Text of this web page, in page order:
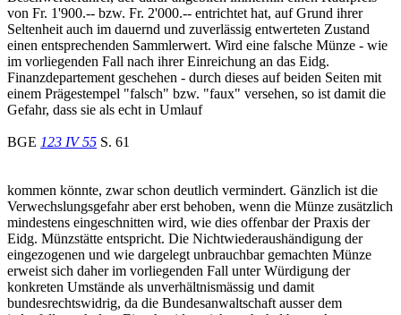
von Fr. 1'900.-- bzw. Fr. 2'000.-- entrichtet hat, auf Grund ihrer
Seltenheit auch im dauernd und zuverlässig entwerteten Zustand
einen entsprechenden Sammlerwert. Wird eine falsche Münze - wie
im vorliegenden Fall nach ihrer Einreichung an das Eidg.
Finanzdepartement geschehen - durch dieses auf beiden Seiten mit
einem Prägestempel "falsch" bzw. "faux" versehen, so ist damit die
Gefahr, dass sie als echt in Umlauf
BGE 123 IV 55 S. 61
kommen könnte, zwar schon deutlich vermindert. Gänzlich ist die
Verwechslungsgefahr aber erst behoben, wenn die Münze zusätzlich
mindestens eingeschnitten wird, wie dies offenbar der Praxis der
Eidg. Münzstätte entspricht. Die Nichtwiederaushändigung der
eingezogenen und wie dargelegt unbrauchbar gemachten Münze
erweist sich daher im vorliegenden Fall unter Würdigung der
konkreten Umstände als unverhältnismässig und damit
bundesrechtswidrig, da die Bundesanwaltschaft ausser dem